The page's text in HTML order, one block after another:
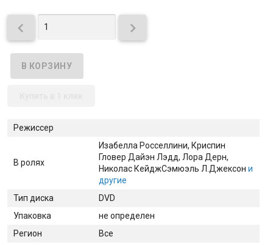
 
Режиссер
В ролях
Изабелла Росселлини, Криспин
Гловер Дайэн Лэдд, Лора Дерн,
Николас КейджСэмюэль Л.Джексон и
другие
Тип диска
DVD
Упаковка
не определен
Регион
Все